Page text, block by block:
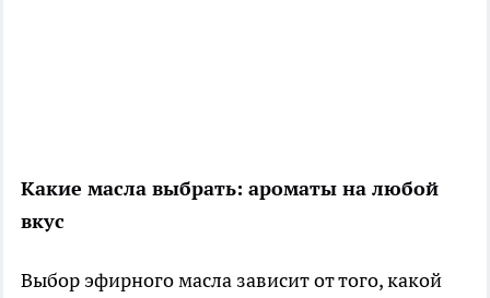
Какие масла выбрать: ароматы на любой
вкус
Выбор эфирного масла зависит от того, какой